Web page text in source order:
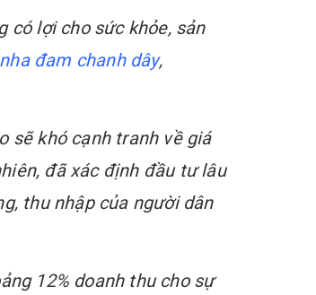
có lợi cho sức khỏe, sản
đam chanh dây,
sẽ khó cạnh tranh về giá
đã xác định đầu tư lâu
thu nhập của người dân
12% doanh thu cho sự